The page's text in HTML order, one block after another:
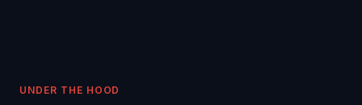
UNDER THE HOOD